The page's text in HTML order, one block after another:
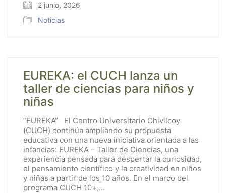
2 junio, 2026
Noticias
EUREKA: el CUCH lanza un
taller de ciencias para niños y
niñas
“EUREKA” El Centro Universitario Chivilcoy
(CUCH) continúa ampliando su propuesta
educativa con una nueva iniciativa orientada a las
infancias: EUREKA – Taller de Ciencias, una
experiencia pensada para despertar la curiosidad,
el pensamiento científico y la creatividad en niños
y niñas a partir de los 10 años. En el marco del
programa CUCH 10+,…